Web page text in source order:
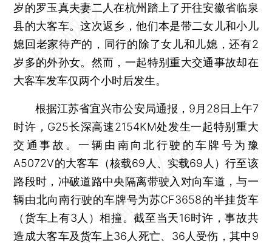
岁的罗玉真夫妻二人在杭州踏上了开往安徽省临泉
县的大客车。这次返乡，他们本是带二女儿和小儿
媳回老家待产的，同行的除了女儿和儿媳，还有2
岁多的外孙女。然而，一起特别重大交通事故却在
大客车发车仅两个小时后发生。
根据江苏省宜兴市公安局通报，9月28日上午7
时许，G25长深高速2154KM处发生一起特别重大
交通事故。一辆由南向北行驶的车牌号为豫
A5072V的大客车（核载69人、实载69人）行至该
路段时，冲破道路中央隔离带驶入对向车道，与一
辆由北向南行驶的车牌号为苏CF3658的半挂货车
（货车上有3人）相撞。截至当天16时许，事故共
造成大客车及货车上36人死亡、36人受伤，其中9